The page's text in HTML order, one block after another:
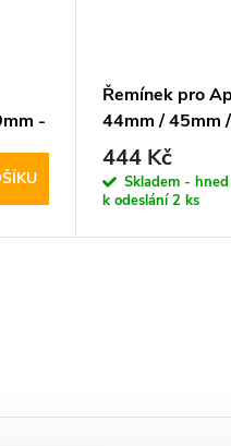
-
Řemínek pro
44mm / 45mm
Tech-Protect,
Beige
444 Kč
Skladem - hned
k odeslání2 ks